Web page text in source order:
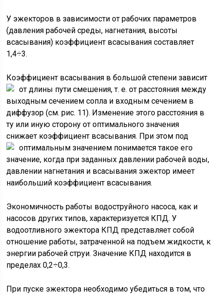
У эжекторов в зависимости от рабочих параметров
(давления рабочей среды, нагнетания, высоты
всасывания) коэффициент всасывания составляет
1,4÷3.
Коэффициент всасывания в большой степени зависит
от длины пути смешения, т. е. от расстояния между
выходным сечением сопла и входным сечением в
диффузор (см. рис. 11). Изменение этого расстояния в
ту или иную сторону от оптимального значения
снижает коэффициент всасывания. При этом под
оптимальным значением понимается такое его
значение, когда при заданных давлении рабочей воды,
давлении нагнетания и всасывания эжектор имеет
наибольший коэффициент всасывания.
Экономичность работы водоструйного насоса, как и
насосов других типов, характеризуется КПД. У
водоотливного эжектора КПД представляет собой
отношение работы, затраченной на подъем жидкости, к
энергии рабочей струи. Значение КПД находится в
пределах 0,2÷0,3.
При пуске эжектора необходимо убедиться в том, что